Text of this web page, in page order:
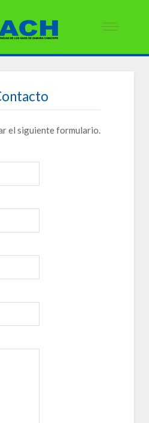
el siguiente formulario.